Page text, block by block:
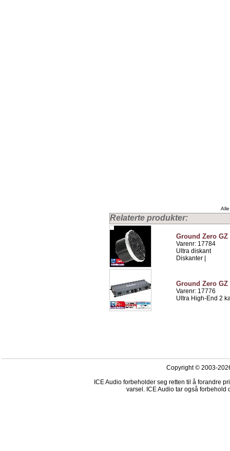
Relaterte produkter:
Ground Zero GZ
Varenr: 17784
Ultra diskant
Diskanter |
Ground Zero GZ
Varenr: 17776
Ultra High-End 2
Copyright © 2003-
ICE Audio forbeholder seg retten til å forandre
varsel. ICE Audio tar også forbehold